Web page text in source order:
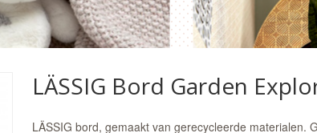
LÄSSIG Bord Garden
LÄSSIG bord, gemaakt van gerecycleerde materialen.